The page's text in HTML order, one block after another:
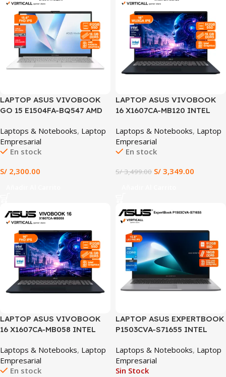
LAPTOP ASUS VIVOBOOK
GO 15 E1504FA-BQ547 AMD
512GB SSD AMD RADEON
GRAPHICS 15.6″ FHD IPS
FREEDOS GRIS (E1504FA-
Laptops & Notebooks, Laptop
Empresarial
En stock
S/ 2,300.00
LAPTOP ASUS VIVOBOOK
16 X1607CA-MB120 INTEL
RAM 512GB SSD 16″ WUXGA
IPS WINDOWS 11 AZUL
(X1607CA-MB120)
Laptops & Notebooks, Laptop
Empresarial
En stock
S/3,499.00 S/ 3,349.00
SALE
LAPTOP ASUS VIVOBOOK
16 X1607CA-MB058 INTEL
RAM 512GB SSD INTEL
GRAPHICS 16″ FHD IPS 60HZ
WINDOWS 11 AZUL
Laptops & Notebooks, Laptop
Empresarial
En stock
LAPTOP ASUS EXPERTBOOK
P1503CVA-S71655 INTEL
512GB SSD, 15.6″ FHD,
Windows 11 Home
Laptops & Notebooks, Laptop
Empresarial
Sin Stock